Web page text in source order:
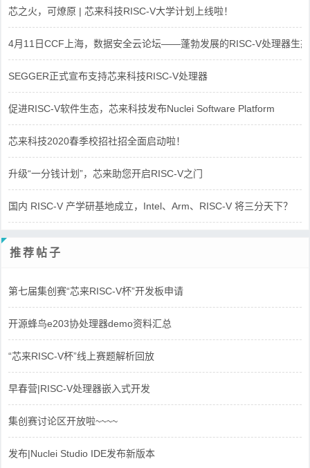
芯之火，可燎原 | 芯来科技RISC-V大学计划上线啦！
4月11日CCF上海，数据安全云论坛——蓬勃发展的RISC-V处理器生态
SEGGER正式宣布支持芯来科技RISC-V处理器
促进RISC-V软件生态，芯来科技发布Nuclei Software Platform
芯来科技2020春季校招社招全面启动啦！
升级“一分钱计划”，芯来助您开启RISC-V之门
国内 RISC-V 产学研基地成立，Intel、Arm、RISC-V 将三分天下？
推荐帖子
第七届集创赛“芯来RISC-V杯”开发板申请
开源蜂鸟e203协处理器demo资料汇总
“芯来RISC-V杯”线上赛题解析回放
早春营|RISC-V处理器嵌入式开发
集创赛讨论区开放啦~~~~
发布|Nuclei Studio IDE发布新版本